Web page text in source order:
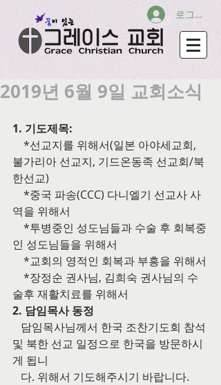
로그인
2019년 6월 9일 교회소식
1. 기도제목:
불가리아 선교지, 기드온동족 선교회/북
한선교)
역을 위해서
인 성도님들을 위해서
    *교회의 영적인 회복과 부흥을 위해서
술후 재활치료를 위해서
2. 담임목사 동정
및 북한 선교 일정으로 한국을 방문하시
게 됩니
   다. 위해서 기도해주시기 바랍니다.